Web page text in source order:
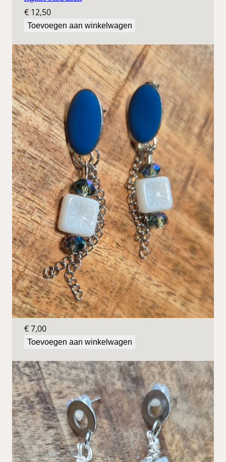
€ 12,50
Toevoegen aan winkelwagen
Blauwe oorbellen
€7,00
Toevoegen aan winkelwagen